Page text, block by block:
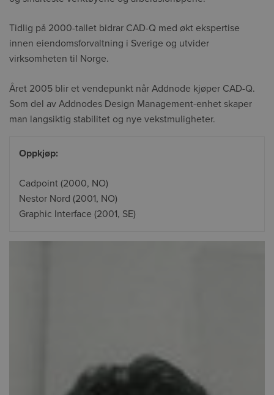
Tidlig på 2000-tallet bidrar CAD-Q med økt ekspertise
innen eiendomsforvaltning i Sverige og utvider
virksomheten til Norge.
Året 2005 blir et vendepunkt når Addnode kjøper CAD-Q.
Som del av Addnodes Design Management-enhet skaper
man langsiktig stabilitet og nye vekstmuligheter.
Oppkjøp:
Cadpoint (2000, NO)
Nestor Nord (2001, NO)
Graphic Interface (2001, SE)